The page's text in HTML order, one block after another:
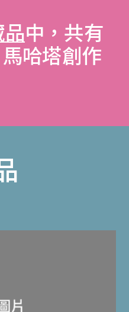
品中，共有
哈塔創作